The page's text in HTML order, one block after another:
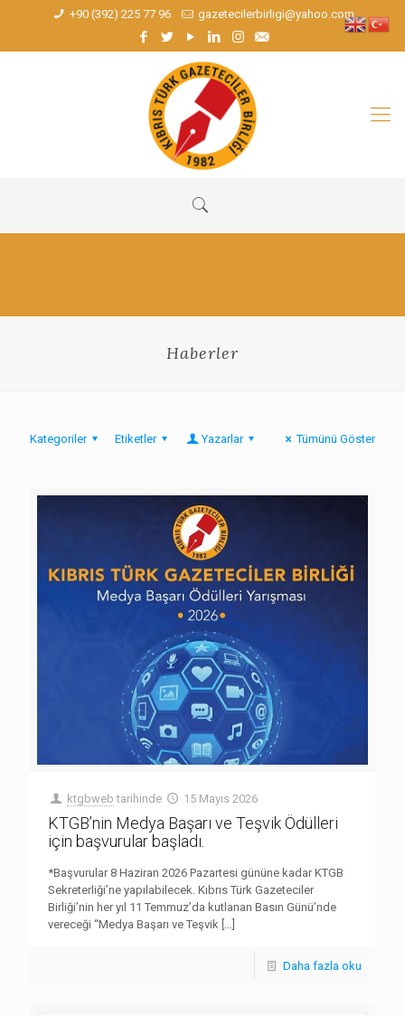
+90 (392) 225 77 96 gazetecilerbirligi@yahoo.com
Haberler
Kategoriler Etiketler Yazarlar Tümünü Göster
ktgbweb tarihinde 15 Mayıs 2026
KTGB’nin Medya Başarı ve Teşvik Ödülleri
için başvurular başladı.
*Başvurular 8 Haziran 2026 Pazartesi gününe kadar KTGB
Sekreterliği’ne yapılabilecek. Kıbrıs Türk Gazeteciler
Birliği’nin her yıl 11 Temmuz’da kutlanan Basın Günü’nde
vereceği “Medya Başarı ve Teşvik
Daha fazla oku